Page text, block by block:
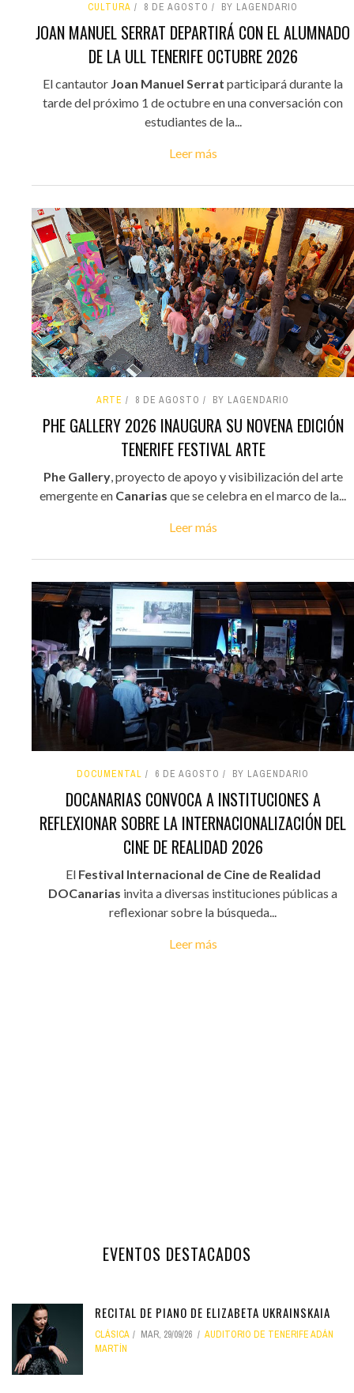
CULTURA 8 DE AGOSTO BY LAGENDARIO
JOAN MANUEL SERRAT DEPARTIRÁ CON EL ALUMNADO
DE LA ULL TENERIFE OCTUBRE 2026
El cantautor Joan Manuel Serrat participará durante la
tarde del próximo 1 de octubre en una conversación con
estudiantes de la...
Leer más
ARTE 8 DE AGOSTO BY LAGENDARIO
PHE GALLERY 2026 INAUGURA SU NOVENA EDICIÓN
TENERIFE FESTIVAL ARTE
Phe Gallery, proyecto de apoyo y visibilización del arte
emergente en Canarias que se celebra en el marco de la...
Leer más
DOCUMENTAL 6 DE AGOSTO BY LAGENDARIO
DOCANARIAS CONVOCA A INSTITUCIONES A
REFLEXIONAR SOBRE LA INTERNACIONALIZACIÓN DEL
CINE DE REALIDAD 2026
El Festival Internacional de Cine de Realidad
DOCanarias invita a diversas instituciones públicas a
reflexionar sobre la búsqueda...
Leer más
EVENTOS DESTACADOS
RECITAL DE PIANO DE ELIZABETA UKRAINSKAIA
CLÁSICA MAR, 29/09/26
AUDITORIO DE TENERIFE ADÁN
MARTÍN